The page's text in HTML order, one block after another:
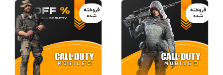
فروخته
شده
فروخته
شده